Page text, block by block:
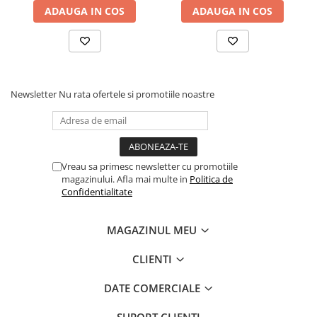
ADAUGA IN COS ADAUGA IN COS
Newsletter Nu rata ofertele si promotiile noastre
Vreau sa primesc newsletter cu promotiile
magazinului. Afla mai multe in Politica de
Confidentialitate
MAGAZINUL MEU
CLIENTI
DATE COMERCIALE